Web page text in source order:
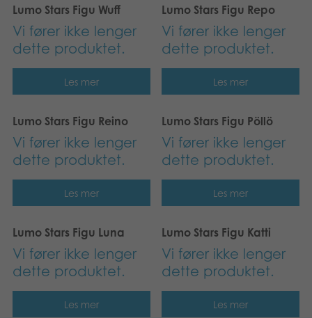
Lumo Stars Figu Wuff
Vi fører ikke lenger
dette produktet.
Les mer
Lumo Stars Figu Repo
Vi fører ikke lenger
dette produktet.
Les mer
Lumo Stars Figu Reino
Vi fører ikke lenger
dette produktet.
Les mer
Lumo Stars Figu Pöllö
Vi fører ikke lenger
dette produktet.
Les mer
Lumo Stars Figu Luna
Vi fører ikke lenger
dette produktet.
Les mer
Lumo Stars Figu Katti
Vi fører ikke lenger
dette produktet.
Les mer